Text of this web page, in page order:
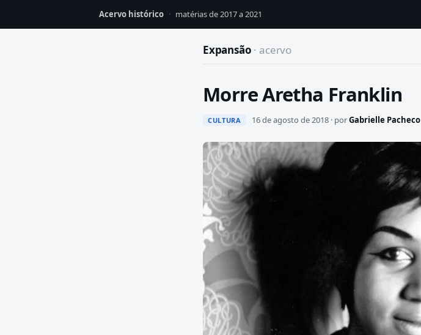
Acervo histórico · matérias de 2017 a 2021
Expansão · acervo
Morre Aretha Franklin
CULTURA 16 de agosto de 2018 · porGabrielle Pacheco